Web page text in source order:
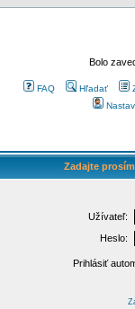
Bolo
FAQ Hľadať
Zadajte
Užívateľ:
Heslo:
Prihlásiť